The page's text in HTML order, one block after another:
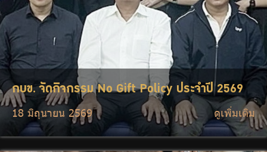
กบข. จัดกิจกรรม No Gift Policy ประจำปี 2569
18 มิถุนายน 2569 ดูเพิ่มเติม